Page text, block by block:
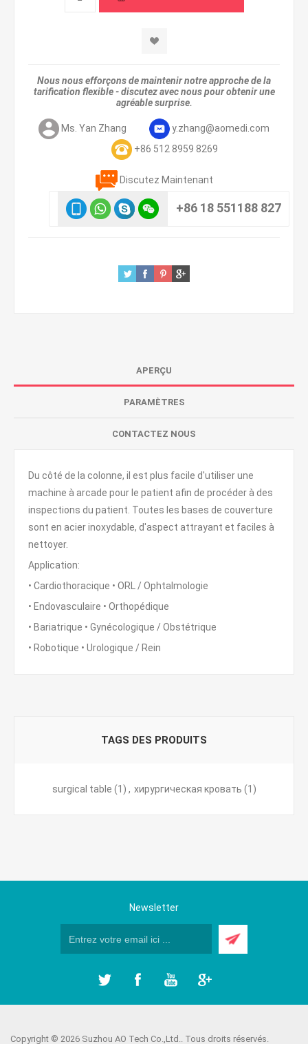
Nous nous efforçons de maintenir notre approche de la
tarification flexible - discutez avec nous pour obtenir une
agréable surprise.
Ms. Yan Zhang
y.zhang@aomedi.com
+86 512 8959 8269
Discutez Maintenant
+86 18 551188 827
APERÇU
PARAMÈTRES
CONTACTEZ NOUS
Du côté de la colonne, il est plus facile d'utiliser une
machine à arcade pour le patient afin de procéder à des
inspections du patient. Toutes les bases de couverture
sont en acier inoxydable, d'aspect attrayant et faciles à
nettoyer.
Application:
• Cardiothoracique • ORL / Ophtalmologie
• Endovasculaire • Orthopédique
• Bariatrique • Gynécologique / Obstétrique
• Robotique • Urologique / Rein
TAGS DES PRODUITS
surgical table (1) , хирургическая кровать (1)
Newsletter
Copyright © 2026 Suzhou AO Tech Co.,Ltd.. Tous droits réservés.